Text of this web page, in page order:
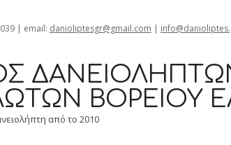
| email: danioliptesgr@gmail.com |
ΒΟΡΕΊΟΥ
από το 2010